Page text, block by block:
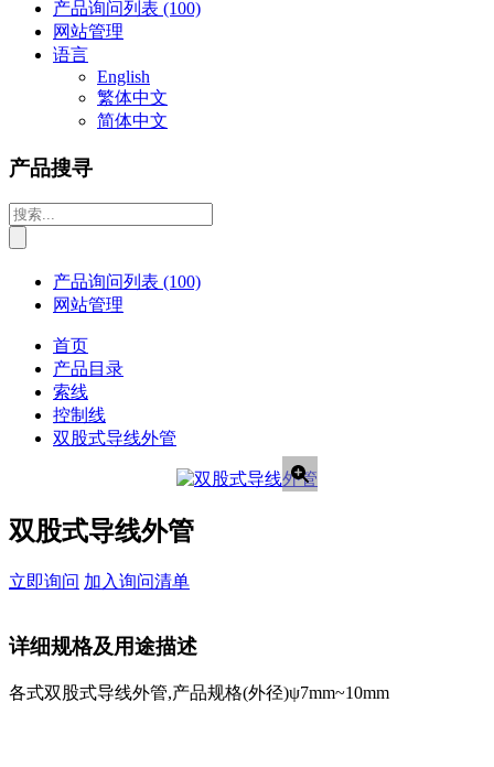
产品询问列表 (100)
网站管理
语言
English
繁体中文
简体中文
产品搜寻
产品询问列表 (100)
网站管理
首页
产品目录
索线
控制线
双股式导线外管
双股式导线外管
立即询问 加入询问清单
详细规格及用途描述
各式双股式导线外管,产品规格(外径)ψ7mm~10mm